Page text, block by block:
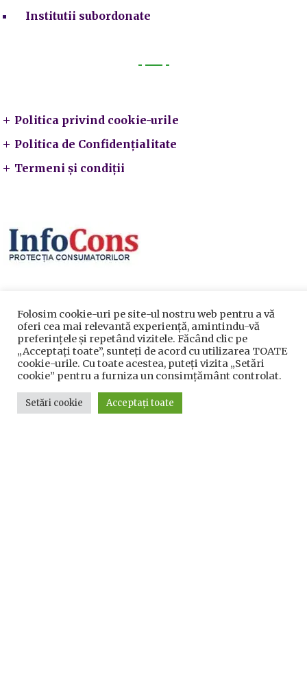
Institutii subordonate
Politica privind cookie-urile
Politica de Confidențialitate
Termeni și condiții
Folosim cookie-uri pe site-ul nostru web pentru a vă
oferi cea mai relevantă experiență, amintindu-vă
preferințele și repetând vizitele. Făcând clic pe
„Acceptați toate”, sunteți de acord cu utilizarea TOATE
cookie-urile. Cu toate acestea, puteți vizita „Setări
cookie” pentru a furniza un consimțământ controlat.
Setări cookie Acceptați toate